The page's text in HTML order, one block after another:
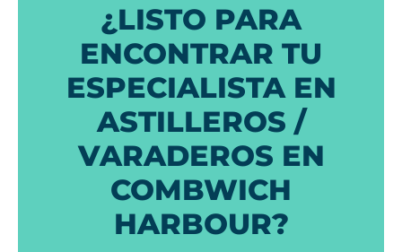
¿LISTO PARA
ENCONTRAR TU
ESPECIALISTA EN
ASTILLEROS /
VARADEROS EN
COMBWICH
HARBOUR?